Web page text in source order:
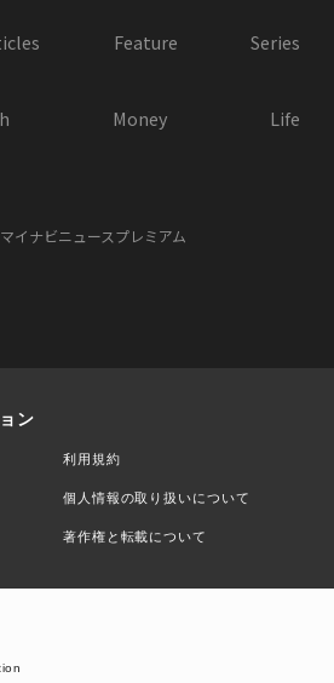
Feature Series
Money Life
マイナビニュースプレミアム
ン
利用規約
個人情報の取り扱いについて
著作権と転載について